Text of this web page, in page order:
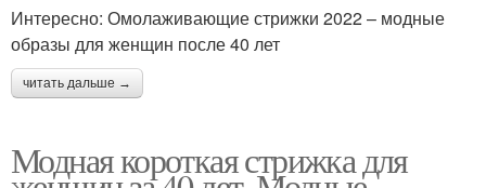
Интересно: Омолаживающие стрижки 2022 – модные
образы для женщин после 40 лет
читать дальше →
Модная короткая стрижка для